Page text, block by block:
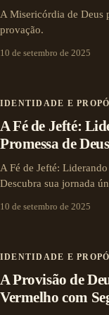
A Misericórdia de Deus
provação.
10 de setembro de 2025
IDENTIDADE E
A Fé de Jefté:
Promessa de Deus
A Fé de Jefté:
Descubra sua jornada
10 de setembro de 2025
IDENTIDADE E
A Provisão de
Vermelho com